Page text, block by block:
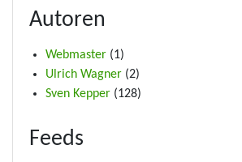
Autoren
Webmaster (1)
Ulrich Wagner (2)
Sven Kepper (128)
Feeds